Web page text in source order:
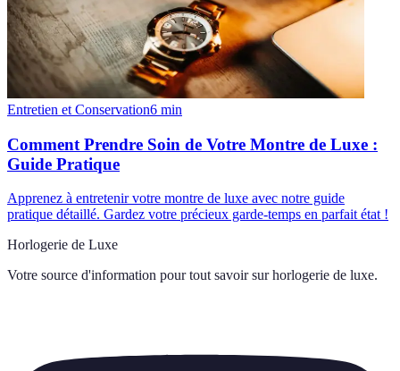
Entretien et Conservation6 min
Comment Prendre Soin de Votre Montre de Luxe :
Guide Pratique
Apprenez à entretenir votre montre de luxe avec notre guide
pratique détaillé. Gardez votre précieux garde-temps en parfait état !
Horlogerie de Luxe
Votre source d'information pour tout savoir sur horlogerie de luxe.